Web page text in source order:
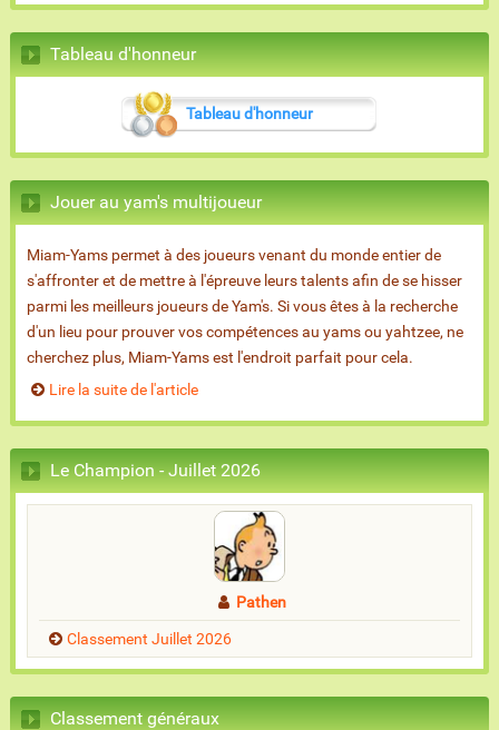
Tableau d'honneur
Tableau d'honneur
Jouer au yam's multijoueur
Miam-Yams permet à des joueurs venant du monde entier de
s'affronter et de mettre à l'épreuve leurs talents afin de se hisser
parmi les meilleurs joueurs de Yam's. Si vous êtes à la recherche
d'un lieu pour prouver vos compétences au yams ou yahtzee, ne
cherchez plus, Miam-Yams est l'endroit parfait pour cela.
Lire la suite de l'article
Le Champion - Juillet 2026
Pathen
Classement Juillet 2026
Classement généraux